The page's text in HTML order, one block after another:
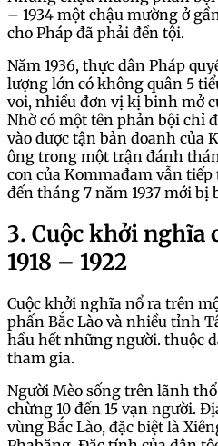
– 1934 một chậu mường ở
cho Pháp đã phải đền tội.
Năm 1936, thực dân Pháp
lượng lớn có không quân 5
voi, nhiều đơn vị kị binh mở
Nhờ có một tên phản bội chỉ
vào được tận bản doanh của
ông trong một trận đánh
con của Kommađam vẫn
đến tháng 7 năm 1937 mới bị
3. Cuộc khởi nghĩa
1918 – 1922
Cuộc khởi nghĩa nổ ra trên
phấn Bắc Lào và nhiều tỉnh
hầu hết những người. thuộc
tham gia.
Người Mèo sống trên lãnh
chừng 10 đến 15 vạn người.
vùng Bắc Lào, đặc biệt là